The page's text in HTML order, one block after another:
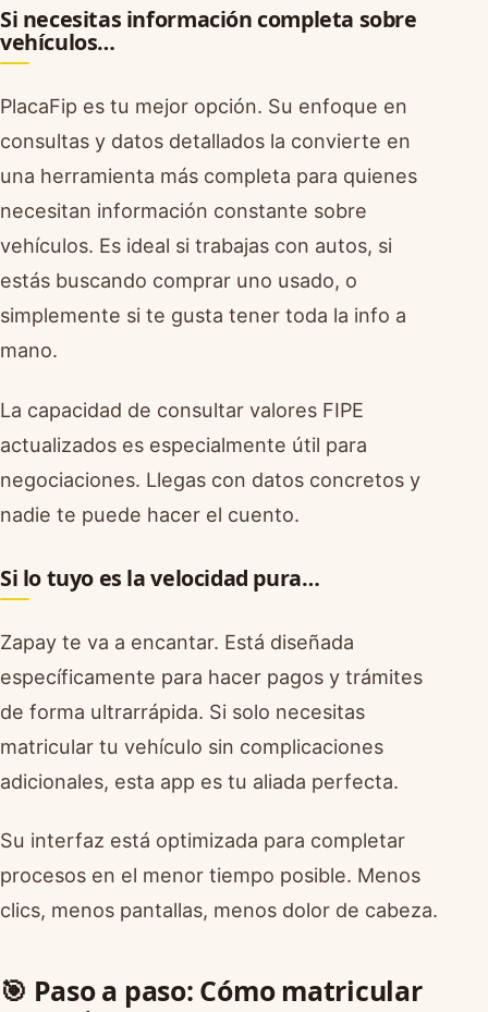
Si necesitas información completa sobre
vehículos…
PlacaFip es tu mejor opción. Su enfoque en
consultas y datos detallados la convierte en
una herramienta más completa para quienes
necesitan información constante sobre
vehículos. Es ideal si trabajas con autos, si
estás buscando comprar uno usado, o
simplemente si te gusta tener toda la info a
mano.
La capacidad de consultar valores FIPE
actualizados es especialmente útil para
negociaciones. Llegas con datos concretos y
nadie te puede hacer el cuento.
Si lo tuyo es la velocidad pura…
Zapay te va a encantar. Está diseñada
específicamente para hacer pagos y trámites
de forma ultrarrápida. Si solo necesitas
matricular tu vehículo sin complicaciones
adicionales, esta app es tu aliada perfecta.
Su interfaz está optimizada para completar
procesos en el menor tiempo posible. Menos
clics, menos pantallas, menos dolor de cabeza.
🎯 Paso a paso: Cómo matricular